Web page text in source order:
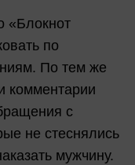
«Блокнот
по
По тем же
комментарии
с
не стеснялись
мужчину.